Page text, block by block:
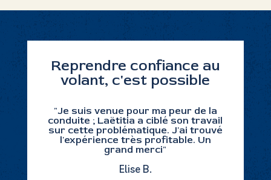
Reprendre confiance au
volant, c'est possible
"Je suis venue pour ma peur de la
conduite ; Laëtitia a ciblé son travail
sur cette problématique. J'ai trouvé
l'expérience très profitable. Un
grand merci"
Elise B.